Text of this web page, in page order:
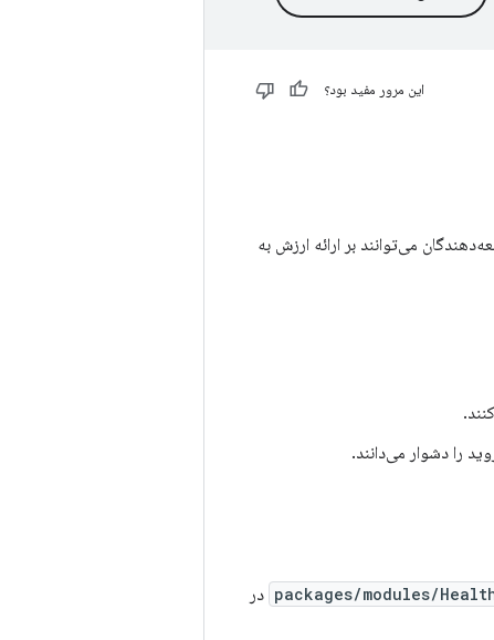
این مرور مفید بود؟
می‌توانند بر ارائه ارزش به
را دشوار می‌دانند.
packages/modules/ در